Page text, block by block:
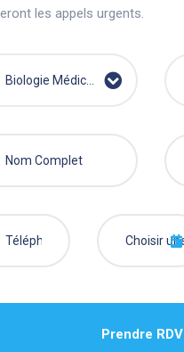
les appels urgents.
Prendre RDV